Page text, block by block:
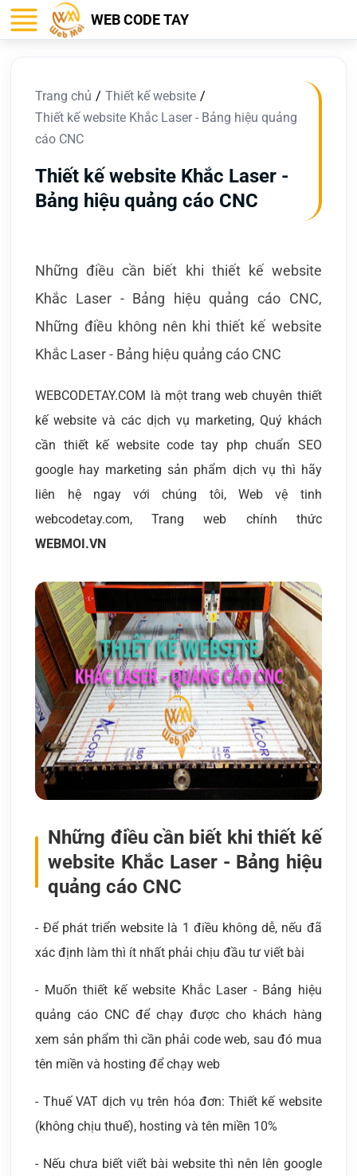
WEB CODE TAY
Trang chủ
Thiết kế website
Thiết kế website Khắc Laser - Bảng hiệu quảng
cáo CNC
Thiết kế website Khắc Laser -
Bảng hiệu quảng cáo CNC
Những điều cần biết khi thiết kế website
Khắc Laser - Bảng hiệu quảng cáo CNC,
Những điều không nên khi thiết kế website
Khắc Laser - Bảng hiệu quảng cáo CNC
WEBCODETAY.COM là một trang web chuyên thiết
kế website và các dịch vụ marketing, Quý khách
cần thiết kế website code tay php chuẩn SEO
google hay marketing sản phẩm dịch vụ thì hãy
liên hệ ngay với chúng tôi, Web vệ tinh
webcodetay.com, Trang web chính thức
WEBMOI.VN
Những điều cần biết khi thiết kế
website Khắc Laser - Bảng hiệu
quảng cáo CNC
- Để phát triển website là 1 điều không dễ, nếu đã
xác định làm thì ít nhất phải chịu đầu tư viết bài
- Muốn thiết kế website Khắc Laser - Bảng hiệu
quảng cáo CNC để chạy được cho khách hàng
xem sản phẩm thì cần phải code web, sau đó mua
tên miền và hosting để chạy web
- Thuế VAT dịch vụ trên hóa đơn: Thiết kế website
(không chịu thuế), hosting và tên miền 10%
- Nếu chưa biết viết bài website thì nên lên google